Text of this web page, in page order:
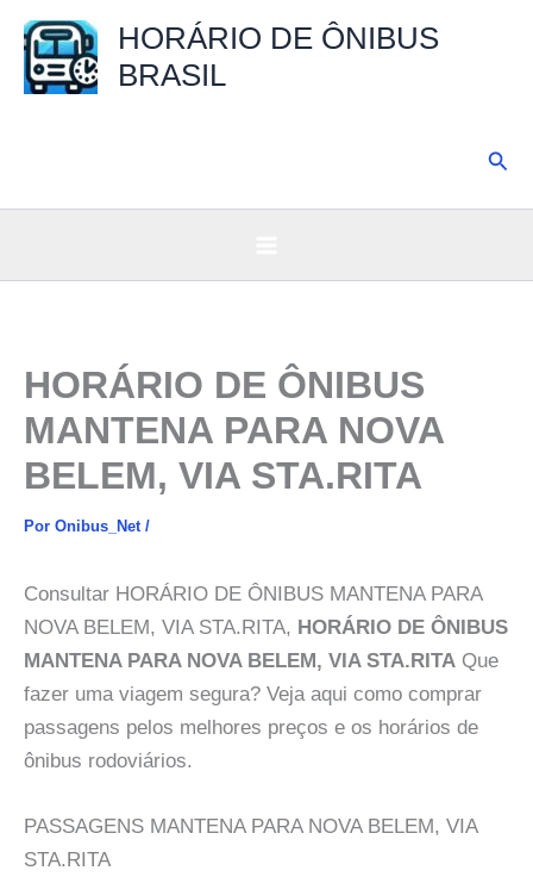
para
HORÁRIO DE ÔNIBUS
BRASIL
HORÁRIO DE ÔNIBUS
MANTENA PARA NOVA
BELEM, VIA STA.RITA
Por Onibus_Net /
Consultar HORÁRIO DE ÔNIBUS MANTENA PARA
NOVA BELEM, VIA STA.RITA, HORÁRIO DE ÔNIBUS
MANTENA PARA NOVA BELEM, VIA STA.RITA Que
fazer uma viagem segura? Veja aqui como comprar
passagens pelos melhores preços e os horários de
ônibus rodoviários.
PASSAGENS MANTENA PARA NOVA BELEM, VIA
STA.RITA